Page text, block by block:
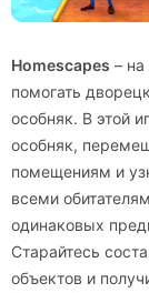
Homescapes –
помогать
особняк. В этой
особняк,
помещениям и
всеми
одинаковых
Старайтесь
объектов и